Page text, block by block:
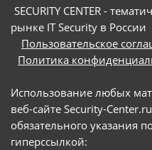
SECURITY CENTER -
рынке IT Security в России
Пользовательское
Политика
Использование любых
веб-сайте Security-
обязательного указания
гиперссылкой: